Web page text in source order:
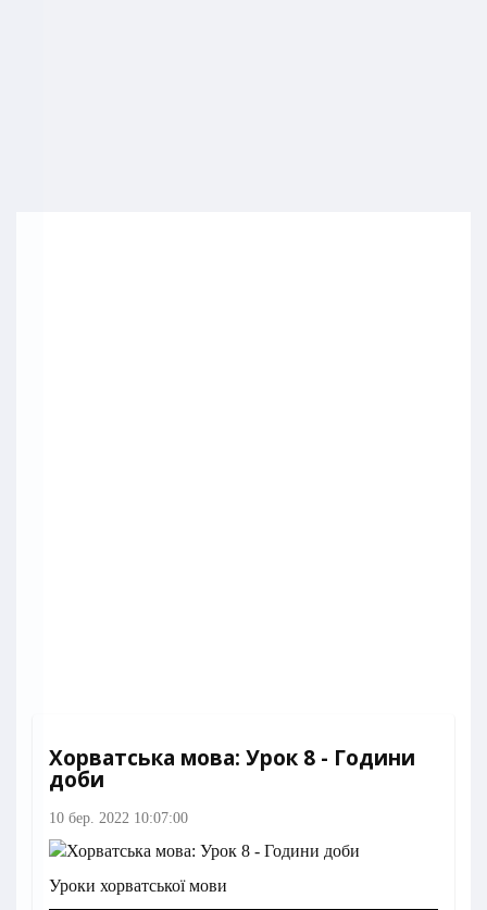
Хорватська мова: Урок 8 - Години
доби
10 бер. 2022 10:07:00
Уроки хорватської мови